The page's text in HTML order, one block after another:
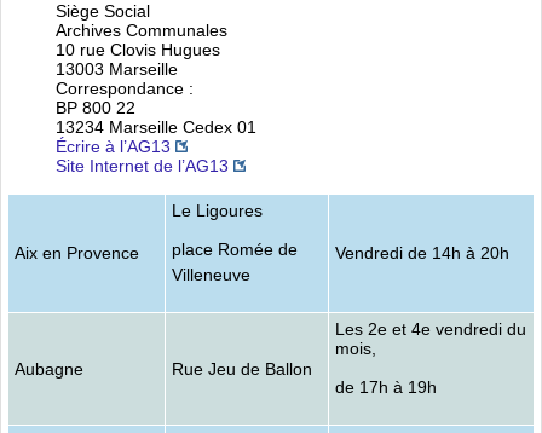
Siège Social
Archives Communales
10 rue Clovis Hugues
13003 Marseille
Correspondance :
BP 800 22
13234 Marseille Cedex 01
Écrire à l’AG13
Site Internet de l’AG13
Aix en Provence
Le Ligoures
place Romée de
Villeneuve
Vendredi de 14h à 20h
Aubagne Rue Jeu de Ballon
Les 2e et 4e vendredi du
mois,
de 17h à 19h